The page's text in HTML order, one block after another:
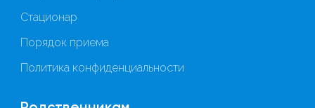
Стационар
Порядок приема
Политика конфиденциальности